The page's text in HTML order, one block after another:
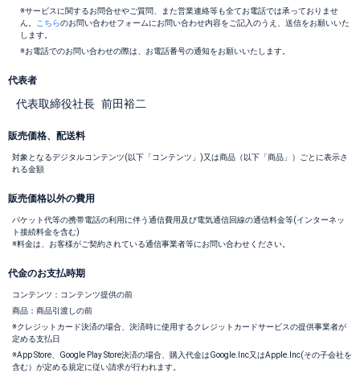
※サービスに関するお問合せやご質問、また営業連絡等も全てお電話では承っておりませ
ん。
こちらのお問い合わせフォームにお問い合わせ内容をご記入のうえ、送信をお願いいた
します。
※お電話でのお問い合わせの際は、お電話番号の通知をお願いいたします。
代表者
代表取締役社長 前田裕二
販売価格、配送料
対象となるデジタルコンテンツ(以下「コンテンツ」)又は商品（以下「商品」）ごとに表示さ
れる金額
販売価格以外の費用
パケット代等の携帯電話の利用に伴う通信費用及び電気通信回線の通信料金等(インターネッ
ト接続料金を含む)
※料金は、お客様がご契約されている通信事業者等にお問い合わせください。
代金のお支払時期
コンテンツ：コンテンツ提供の前
商品：商品引渡しの前
※クレジットカード決済の場合、決済時に使用するクレジットカードサービスの提供事業者が
定める支払日
※App Store、Google Play Store決済の場合、購入代金はGoogle.Inc又はApple.Inc(その子会社を
含む）が定める規定に従い請求が行われます。